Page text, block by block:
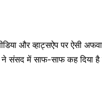
और व्हाट्सऐप पर ऐसी
में साफ-साफ कह दिया है